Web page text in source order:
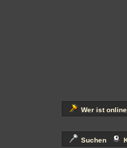
Wer ist
Suchen